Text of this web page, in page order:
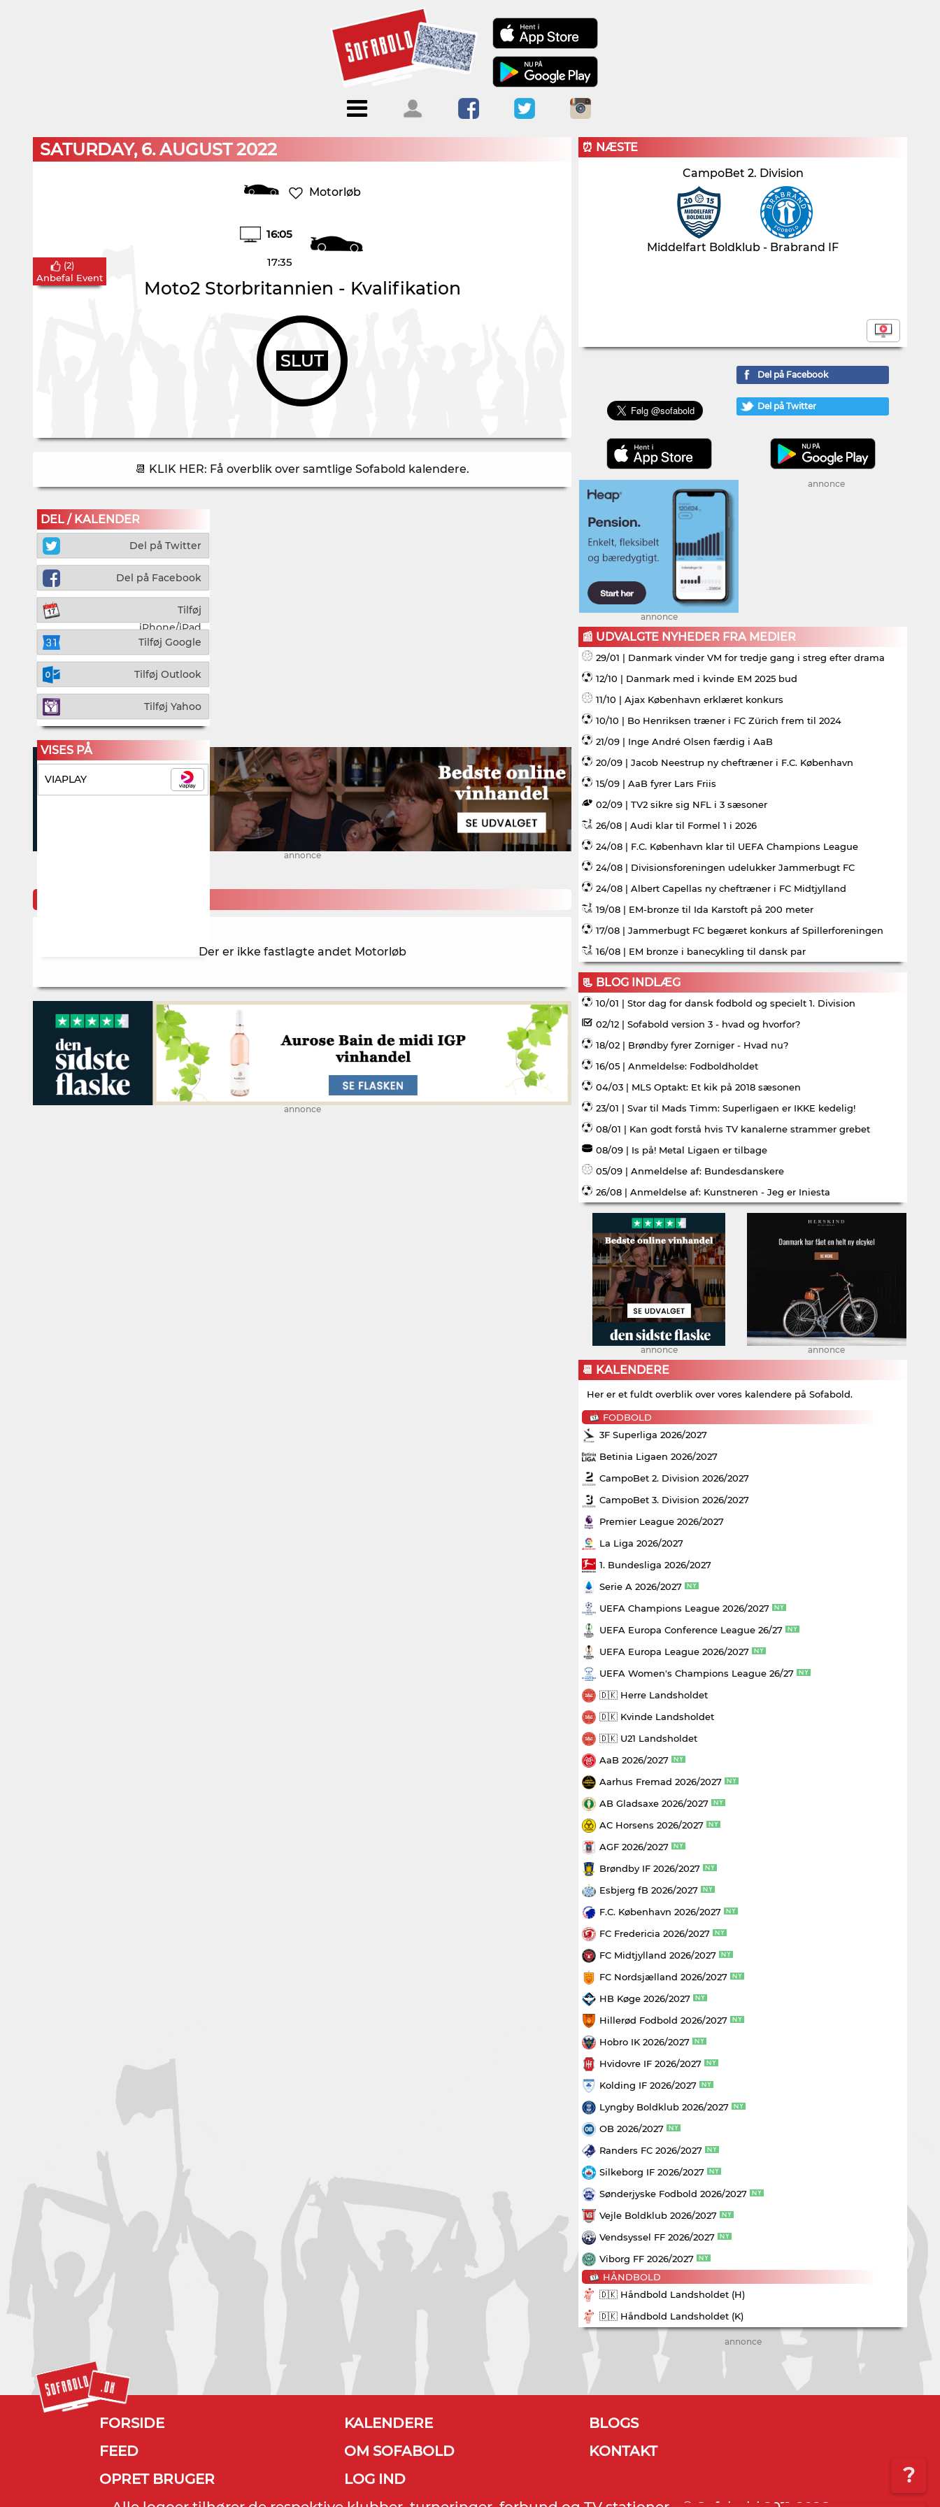
Menu
Forside Kalendere
Blogs
Om
Sofabold
?
SATURDAY, 6. AUGUST 2022
Motorløb
16:05
17:35
Moto2 Storbritannien - Kvalifikation
SLUT
(2)
Anbefal Event
📆 KLIK HER: Få overblik over samtlige Sofabold kalendere.
DEL / KALENDER
Del på Twitter
Del på Facebook
Tilføj
iPhone/iPad
Tilføj Google
Tilføj Outlook
Tilføj Yahoo
VISES PÅ
VIAPLAY
annonce
Der er ikke fastlagte andet Motorløb
annonce
⏰ NÆSTE
CampoBet 2. Division
Middelfart Boldklub - Brabrand IF
Del på Facebook
Del på Twitter
annonce
annonce
📰 UDVALGTE NYHEDER FRA MEDIER
29/01 | Danmark vinder VM for tredje gang i streg efter drama
12/10 | Danmark med i kvinde EM 2025 bud
11/10 | Ajax København erklæret konkurs
10/10 | Bo Henriksen træner i FC Zürich frem til 2024
21/09 | Inge André Olsen færdig i AaB
20/09 | Jacob Neestrup ny cheftræner i F.C. København
15/09 | AaB fyrer Lars Friis
02/09 | TV2 sikre sig NFL i 3 sæsoner
26/08 | Audi klar til Formel 1 i 2026
24/08 | F.C. København klar til UEFA Champions League
24/08 | Divisionsforeningen udelukker Jammerbugt FC
24/08 | Albert Capellas ny cheftræner i FC Midtjylland
19/08 | EM-bronze til Ida Karstoft på 200 meter
17/08 | Jammerbugt FC begæret konkurs af Spillerforeningen
16/08 | EM bronze i banecykling til dansk par
📃 BLOG INDLÆG
10/01 | Stor dag for dansk fodbold og specielt 1. Division
02/12 | Sofabold version 3 - hvad og hvorfor?
18/02 | Brøndby fyrer Zorniger - Hvad nu?
16/05 | Anmeldelse: Fodboldholdet
04/03 | MLS Optakt: Et kik på 2018 sæsonen
23/01 | Svar til Mads Timm: Superligaen er IKKE kedelig!
08/01 | Kan godt forstå hvis TV kanalerne strammer grebet
08/09 | Is på! Metal Ligaen er tilbage
05/09 | Anmeldelse af: Bundesdanskere
26/08 | Anmeldelse af: Kunstneren - Jeg er Iniesta
annonce annonce
📆 KALENDERE
Her er et fuldt overblik over vores kalendere på Sofabold.
FODBOLD
3F Superliga 2026/2027
Betinia Ligaen 2026/2027
CampoBet 2. Division 2026/2027
CampoBet 3. Division 2026/2027
Premier League 2026/2027
La Liga 2026/2027
1. Bundesliga 2026/2027
Serie A 2026/2027
UEFA Champions League 2026/2027
UEFA Europa Conference League 26/27
UEFA Europa League 2026/2027
UEFA Women's Champions League 26/27
🇩🇰 Herre Landsholdet
🇩🇰 Kvinde Landsholdet
🇩🇰 U21 Landsholdet
AaB 2026/2027
Aarhus Fremad 2026/2027
AB Gladsaxe 2026/2027
AC Horsens 2026/2027
AGF 2026/2027
Brøndby IF 2026/2027
Esbjerg fB 2026/2027
F.C. København 2026/2027
FC Fredericia 2026/2027
FC Midtjylland 2026/2027
FC Nordsjælland 2026/2027
HB Køge 2026/2027
Hillerød Fodbold 2026/2027
Hobro IK 2026/2027
Hvidovre IF 2026/2027
Kolding IF 2026/2027
Lyngby Boldklub 2026/2027
OB 2026/2027
Randers FC 2026/2027
Silkeborg IF 2026/2027
Sønderjyske Fodbold 2026/2027
Vejle Boldklub 2026/2027
Vendsyssel FF 2026/2027
Viborg FF 2026/2027
HÅNDBOLD
🇩🇰 Håndbold Landsholdet (H)
🇩🇰 Håndbold Landsholdet (K)
annonce
FORSIDE KALENDERE
BLOGS
FEED
OM SOFABOLD
KONTAKT
OPRET BRUGER
LOG IND